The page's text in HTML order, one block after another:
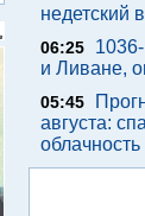
недетский
06:25
и Ливане,
05:45
августа:
облачность